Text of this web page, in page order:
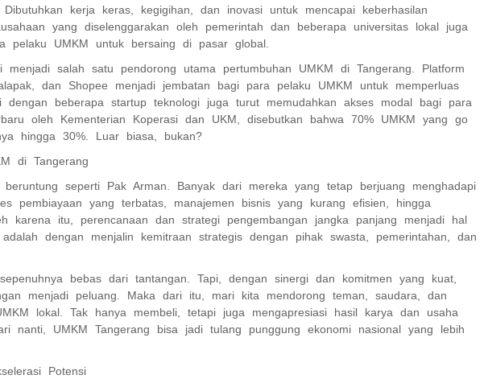
kerja keras, kegigihan, dan inovasi untuk mencapai keberhasilan
yang diselenggarakan oleh pemerintah dan beberapa universitas lokal juga
pelaku UMKM untuk bersaing di pasar global.
menjadi salah satu pendorong utama pertumbuhan UMKM di Tangerang. Platform
dan Shopee menjadi jembatan bagi para pelaku UMKM untuk memperluas
dengan beberapa startup teknologi juga turut memudahkan akses modal bagi para
oleh Kementerian Koperasi dan UKM, disebutkan bahwa 70% UMKM yang go
hingga 30%. Luar biasa, bukan?
di Tangerang
seperti Pak Arman. Banyak dari mereka yang tetap berjuang menghadapi
pembiayaan yang terbatas, manajemen bisnis yang kurang efisien, hingga
karena itu, perencanaan dan strategi pengembangan jangka panjang menjadi hal
dengan menjalin kemitraan strategis dengan pihak swasta, pemerintahan, dan
bebas dari tantangan. Tapi, dengan sinergi dan komitmen yang kuat,
menjadi peluang. Maka dari itu, mari kita mendorong teman, saudara, dan
lokal. Tak hanya membeli, tetapi juga mengapresiasi hasil karya dan usaha
nanti, UMKM Tangerang bisa jadi tulang punggung ekonomi nasional yang lebih
Potensi